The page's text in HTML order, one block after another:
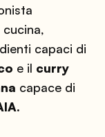
capaci di
e il curry
capace di